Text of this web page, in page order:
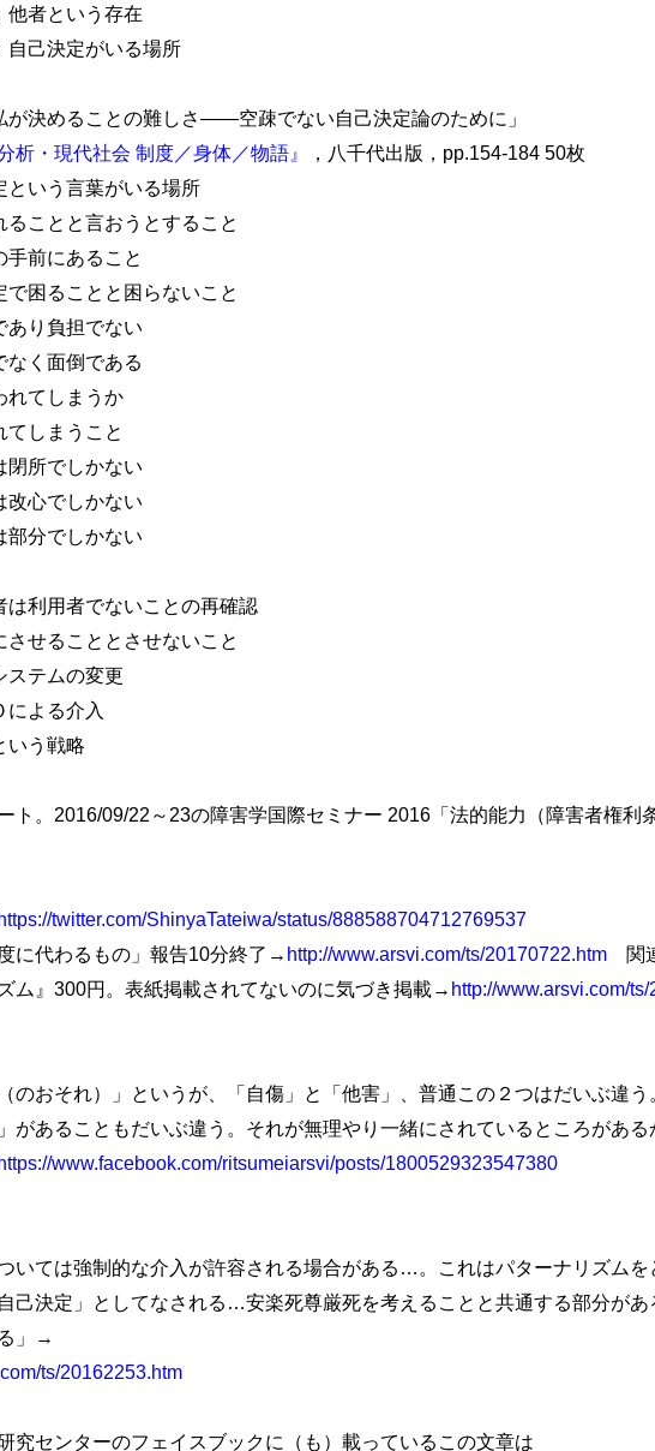
者という存在
己決定がいる場所
が決めることの難しさ――空疎でない自己決定論のために」
析・現代社会 制度／身体／物語』
，八千代出版，pp.154-184 50枚
いう言葉がいる場所
とと言おうとすること
にあること
困ることと困らないこと
負担でない
面倒である
てしまうか
まうこと
でしかない
でしかない
でしかない
用者でないことの再確認
ることとさせないこと
テムの変更
よる介入
う戦略
ト。2016/09/22～23の障害学国際セミナー 2016「法的能力（障害者権利
twitter.com/ShinyaTateiwa/status/888588704712769537
に代わるもの」報告10分終了→ http://www.arsvi.com/ts/20170722.htm関連
ム』300円。表紙掲載されてないのに気づき掲載→ http://www.arsvi.com/
のおそれ）」というが、「自傷」と「他害」、普通この２つはだいぶ違
があることもだいぶ違う。それが無理やり一緒にされているところがあ
www.facebook.com/ritsumeiarsvi/posts/1800529323547380
いては強制的な介入が許容される場合がある…。これはパターナリズムを
己決定」としてなされる…安楽死尊厳死を考えることと共通する部分が
」→
ts/20162253.htm
究センターのフェイスブックに（も）載っているこの文章は